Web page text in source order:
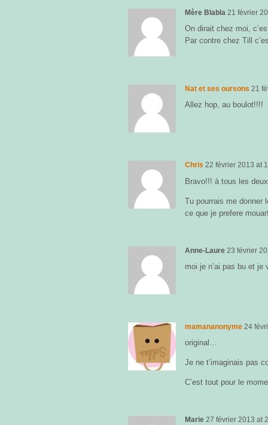
Mère Blabla 21 février
On dirait chez moi,
Par contre chez Till
Nat et ses oursons 21
Allez hop, au boulot!!!!
Chris 22 février 2013 at
Bravo!!! à tous les
Tu pourrais me donner
ce que je prefere
Anne-Laure 23 février
moi je n’ai pas bu et
mamananonyme 24
original…
Je ne t’imaginais pas
C’est tout pour le
Marie 27 février 2013 at